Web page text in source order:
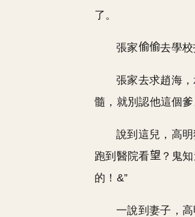
了。
張家 去學
張家去求趙海
髓，就別認他這個爹
說到這兒，高
跑到醫院看
？鬼
的！&”
一說到妻子，